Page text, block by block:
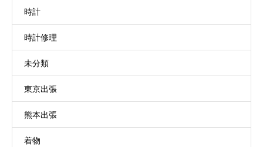
時計
時計修理
未分類
東京出張
熊本出張
着物